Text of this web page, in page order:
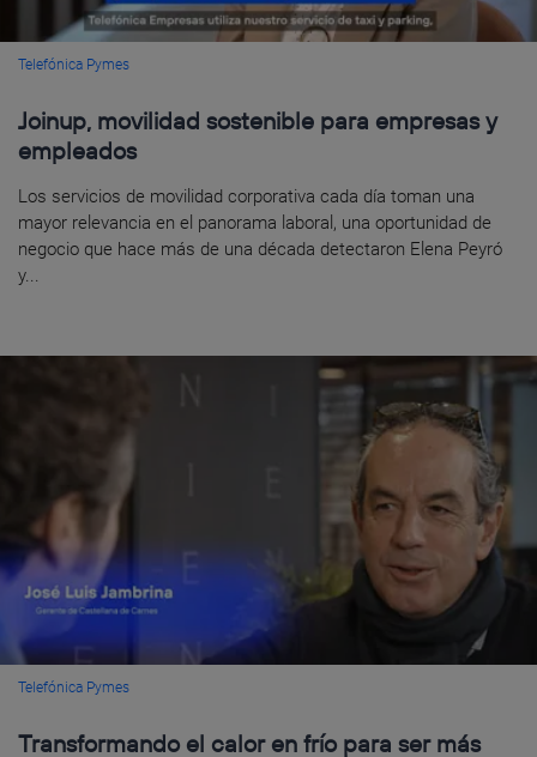
Telefónica Pymes
Joinup, movilidad sostenible para empresas y
empleados
Los servicios de movilidad corporativa cada día toman una
mayor relevancia en el panorama laboral, una oportunidad de
negocio que hace más de una década detectaron Elena Peyró
y...
Telefónica Pymes
Transformando el calor en frío para ser más